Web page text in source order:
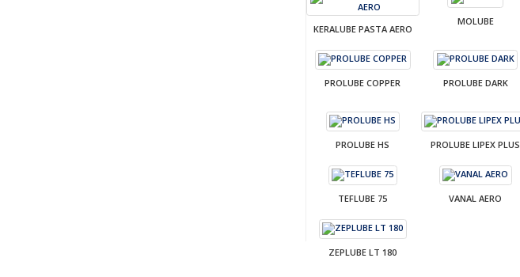
KERALUBE PASTA AERO
MOLUBE
PROLUBE COPPER PROLUBE DARK
PROLUBE HS PROLUBE LIPEX PLUS
TEFLUBE 75 VANAL AERO
ZEPLUBE LT 180